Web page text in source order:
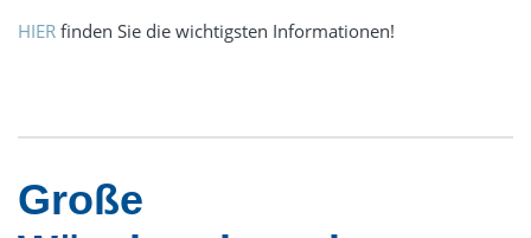
HIER finden Sie die wichtigsten Informationen!
Große